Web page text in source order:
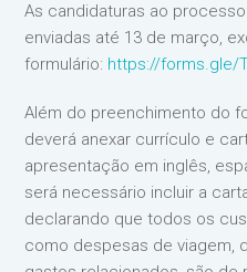
As candidaturas ao
enviadas até 13 de março,
formulário: https://forms.gle/
Além do preenchimento do
deverá anexar currículo e
apresentação em inglês,
será necessário incluir a
declarando que todos os
como despesas de viagem,